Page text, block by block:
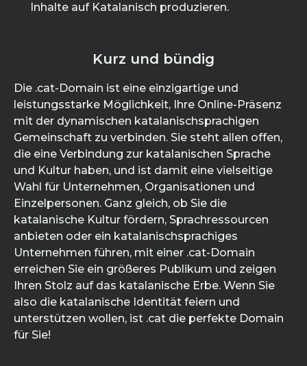
Inhalte auf Katalanisch produzieren.
Kurz und bündig
Die .cat-Domain ist eine einzigartige und
leistungsstarke Möglichkeit, Ihre Online-Präsenz
mit der dynamischen katalanischsprachigen
Gemeinschaft zu verbinden. Sie steht allen offen,
die eine Verbindung zur katalanischen Sprache
und Kultur haben, und ist damit eine vielseitige
Wahl für Unternehmen, Organisationen und
Einzelpersonen. Ganz gleich, ob Sie die
katalanische Kultur fördern, Sprachressourcen
anbieten oder ein katalanischsprachiges
Unternehmen führen, mit einer .cat-Domain
erreichen Sie ein größeres Publikum und zeigen
Ihren Stolz auf das katalanische Erbe. Wenn Sie
also die katalanische Identität feiern und
unterstützen wollen, ist .cat die perfekte Domain
für Sie!